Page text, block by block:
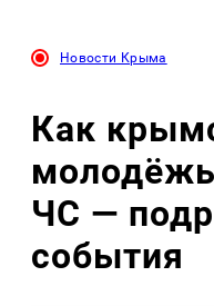
Новости Крыма
Как
ЧС —
события